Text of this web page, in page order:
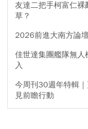
友達二把手柯富仁
草？
2026前進大南方論
佳世達集團艦隊無人
入
今周刊30週年特輯
見前瞻行動